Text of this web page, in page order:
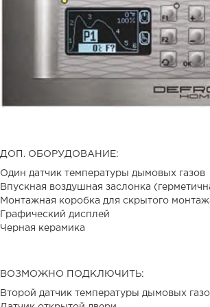
ДОП. ОБОРУДОВАНИЕ:
Один датчик температуры дымовых газов
Впускная воздушная заслонка
Монтажная коробка для скрытого
Графический дисплей
Черная керамика
ВОЗМОЖНО ПОДКЛЮЧИТЬ:
Второй датчик температуры дымовых